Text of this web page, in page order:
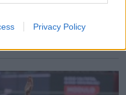
Privacy Policy
1–0-ra kapott ki a
követően Valentin